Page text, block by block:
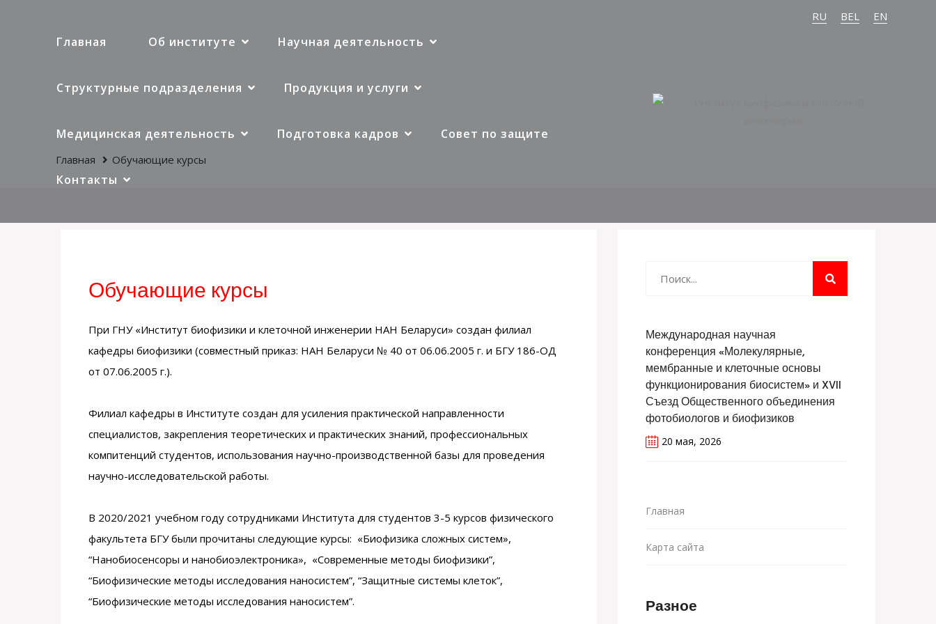
RU BEL EN
Главная Об институте Научная деятельность
Структурные подразделения Продукция и услуги
Медицинская деятельность Подготовка кадров Совет по защите
Контакты
Главная Обучающие курсы
Обучающие курсы
При ГНУ «Институт биофизики и клеточной инженерии НАН Беларуси» создан филиал
кафедры биофизики (совместный приказ: НАН Беларуси № 40 от 06.06.2005 г. и БГУ 186-ОД
от 07.06.2005 г.).
Филиал кафедры в Институте создан для усиления практической направленности
специалистов, закрепления теоретических и практических знаний, профессиональных
компитенций студентов, использования научно-производственной базы для проведения
научно-исследовательской работы.
В 2020/2021 учебном году сотрудниками Института для студентов 3-5 курсов физического
факультета БГУ были прочитаны следующие курсы: «Биофизика сложных систем»,
“Нанобиосенсоры и нанобиоэлектроника», «Современные методы биофизики”,
“Биофизические методы исследования наносистем”, “Защитные системы клеток”,
“Биофизические методы исследования наносистем”.
Международная научная
конференция «Молекулярные,
мембранные и клеточные основы
функционирования биосистем» и XVII
Съезд Общественного объединения
фотобиологов и биофизиков
20 мая, 2026
Главная
Карта сайта
Разное